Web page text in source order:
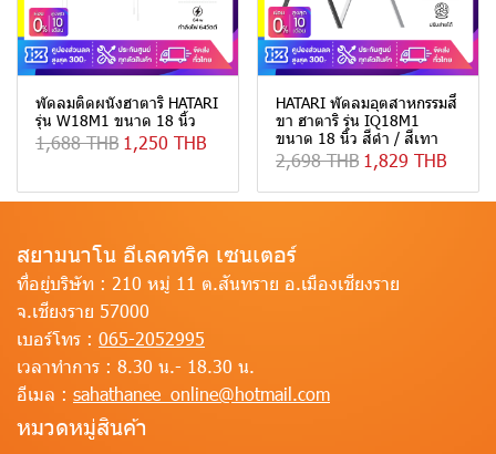
พัดลมติดผนังฮาตาริ HATARI
รุ่น W18M1 ขนาด 18 นิ้ว
1,688 THB 1,250 THB
HATARI พัดลมอุตสาหกรรมสี่
ขา ฮาตาริ รุ่น IQ18M1
ขนาด 18 นิ้ว สีดำ / สีเทา
2,698 THB 1,829 THB
สยามนาโน อีเลคทริค เซนเตอร์
ที่อยู่บริษัท : 210 หมู่ 11 ต.สันทราย อ.เมืองเชียงราย
จ.เชียงราย 57000
เบอร์โทร : 065-2052995
เวลาทำการ : 8.30 น.- 18.30 น.
อีเมล : sahathanee_online@hotmail.com
หมวดหมู่สินค้า